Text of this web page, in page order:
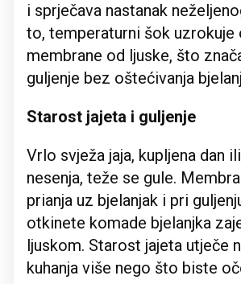
i sprječava nastanak
to, temperaturni šok uzrokuje
membrane od ljuske, što
guljenje bez oštećivanja
Starost jajeta i guljenje
Vrlo svježa jaja, kupljena dan
nesenja, teže se gule.
prianja uz bjelanjak i pri
otkinete komade bjelanjka
ljuskom. Starost jajeta utječe
kuhanja više nego što biste